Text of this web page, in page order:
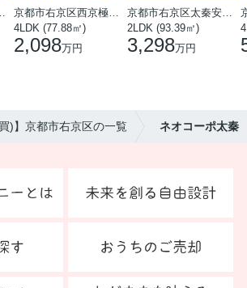
4LDK (77.88㎡)
2,098万円
2LDK (93.39㎡)
3,298万円
)】京都市右京区の一覧 ネオコーポ太秦